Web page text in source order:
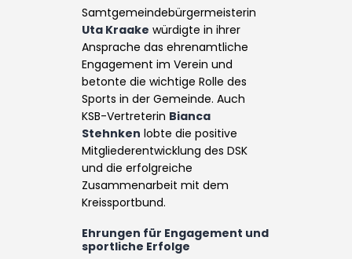
Samtgemeindebürgermeisterin
Uta Kraake würdigte in ihrer
Ansprache das ehrenamtliche
Engagement im Verein und
betonte die wichtige Rolle des
Sports in der Gemeinde. Auch
KSB-Vertreterin Bianca
Stehnken lobte die positive
Mitgliederentwicklung des DSK
und die erfolgreiche
Zusammenarbeit mit dem
Kreissportbund.
Ehrungen für Engagement und
sportliche Erfolge